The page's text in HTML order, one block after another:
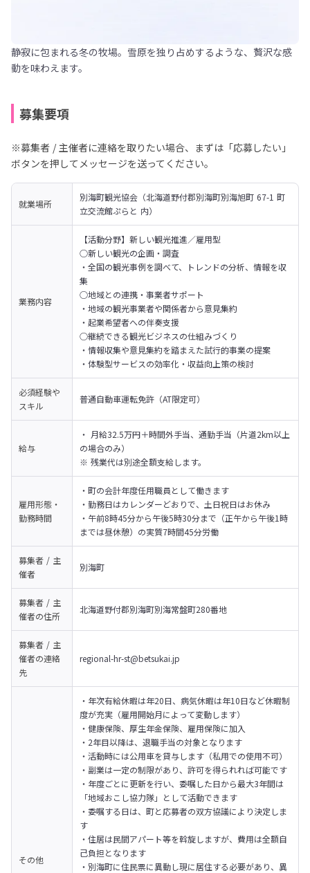
静寂に包まれる冬の牧場。雪原を独り占めするような、贅沢な感
動を味わえます。
募集要項
※募集者 / 主催者に連絡を取りたい場合、まずは「応募したい」
ボタンを押してメッセージを送ってください。
就業場所
別海町観光協会（北海道野付郡別海町別海旭町 67-1 町
立交流館ぷらと 内）
業務内容
【活動分野】新しい観光推進／雇用型
○新しい観光の企画・調査
・全国の観光事例を調べて、トレンドの分析、情報を収
集
○地域との連携・事業者サポート
・地域の観光事業者や関係者から意見集約
・起業希望者への伴奏支援
○継続できる観光ビジネスの仕組みづくり
・情報収集や意見集約を踏まえた試行的事業の提案
・体験型サービスの効率化・収益向上策の検討
必須経験や
スキル
普通自動車運転免許（AT限定可）
給与
・ 月給32.5万円＋時間外手当、通勤手当（片道2km以上
の場合のみ）
※ 残業代は別途全額支給します。
雇用形態・
勤務時間
・町の会計年度任用職員として働きます
・勤務日はカレンダーどおりで、土日祝日はお休み
・午前8時45分から午後5時30分まで（正午から午後1時
までは昼休憩）の実質7時間45分労働
募集者 / 主
催者
別海町
募集者 / 主
催者の住所
北海道野付郡別海町別海常盤町280番地
募集者 / 主
催者の連絡
先
regional-hr-st@betsukai.jp
その他
・年次有給休暇は年20日、病気休暇は年10日など休暇制
度が充実（雇用開始月によって変動します）
・健康保険、厚生年金保険、雇用保険に加入
・2年目以降は、退職手当の対象となります
・活動時には公用車を貸与します（私用での使用不可）
・副業は一定の制限があり、許可を得られれば可能です
・年度ごとに更新を行い、委嘱した日から最大3年間は
「地域おこし協力隊」として活動できます
・委嘱する日は、町と応募者の双方協議により決定しま
す
・住居は民間アパート等を斡旋しますが、費用は全額自
己負担となります
・別海町に住民票に異動し現に居住する必要があり、異